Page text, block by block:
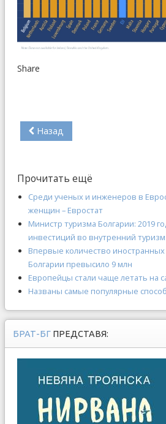
Share
Назад
Прочитать ещё
Среди ученых и инженеров в
женщин – Евростат
Министр туризма Болгарии: 2019
инвестиций во внутренний туризм
Впервые количество иностранных
Болгарии превысило 9 млн
Европейцы стали чаще летать на
Названы самые популярные
БРАТ-БГ ПРЕДСТАВЯ: